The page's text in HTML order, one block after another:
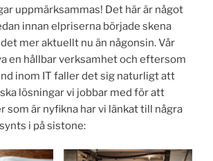
uppmärksammas! Det här är något
innan elpriserna började skena
mer aktuellt nu än någonsin. Vår
en hållbar verksamhet och eftersom
inom IT faller det sig naturligt att
lösningar vi jobbar med för att
som är nyfikna har vi länkat till några
i på sistone: